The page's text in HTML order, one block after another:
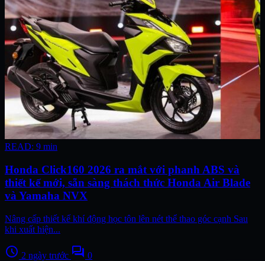
READ: 9 min
Honda Click160 2026 ra mắt với phanh ABS và
thiết kế mới, sẵn sàng thách thức Honda Air Blade
và Yamaha NVX
Nâng cấp thiết kế khí động học tôn lên nét thể thao góc cạnh Sau
khi xuất hiện...
schedule 2 ngày trước forum 0